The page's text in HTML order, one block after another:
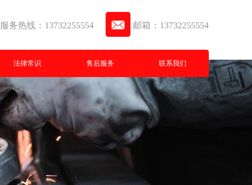
服务热线：13732255554 邮箱：13732255554
法律常识 售后服务 联系我们